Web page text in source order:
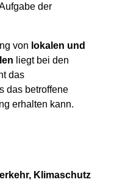
der
von lokalen und
liegt bei den
das
das betroffene
erhalten kann.
Klimaschutz